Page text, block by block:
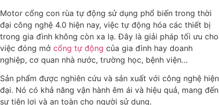
Motor cổng con rùa tự động sử dụng phổ biến trong thời
đại công nghệ 4.0 hiện nay, việc tự động hóa các thiết bị
trong gia đình không còn xa lạ. Đây là giải pháp tối ưu cho
việc đóng mở cổng tự động của gia đình hay doanh
nghiệp, cơ quan nhà nước, trường học, bệnh viện…
Sản phẩm được nghiên cứu và sản xuất với công nghệ hiện
đại. Nó có khả năng vận hành êm ái và hiệu quả, mang đến
sự tiện lợi và an toàn cho người sử dụng.